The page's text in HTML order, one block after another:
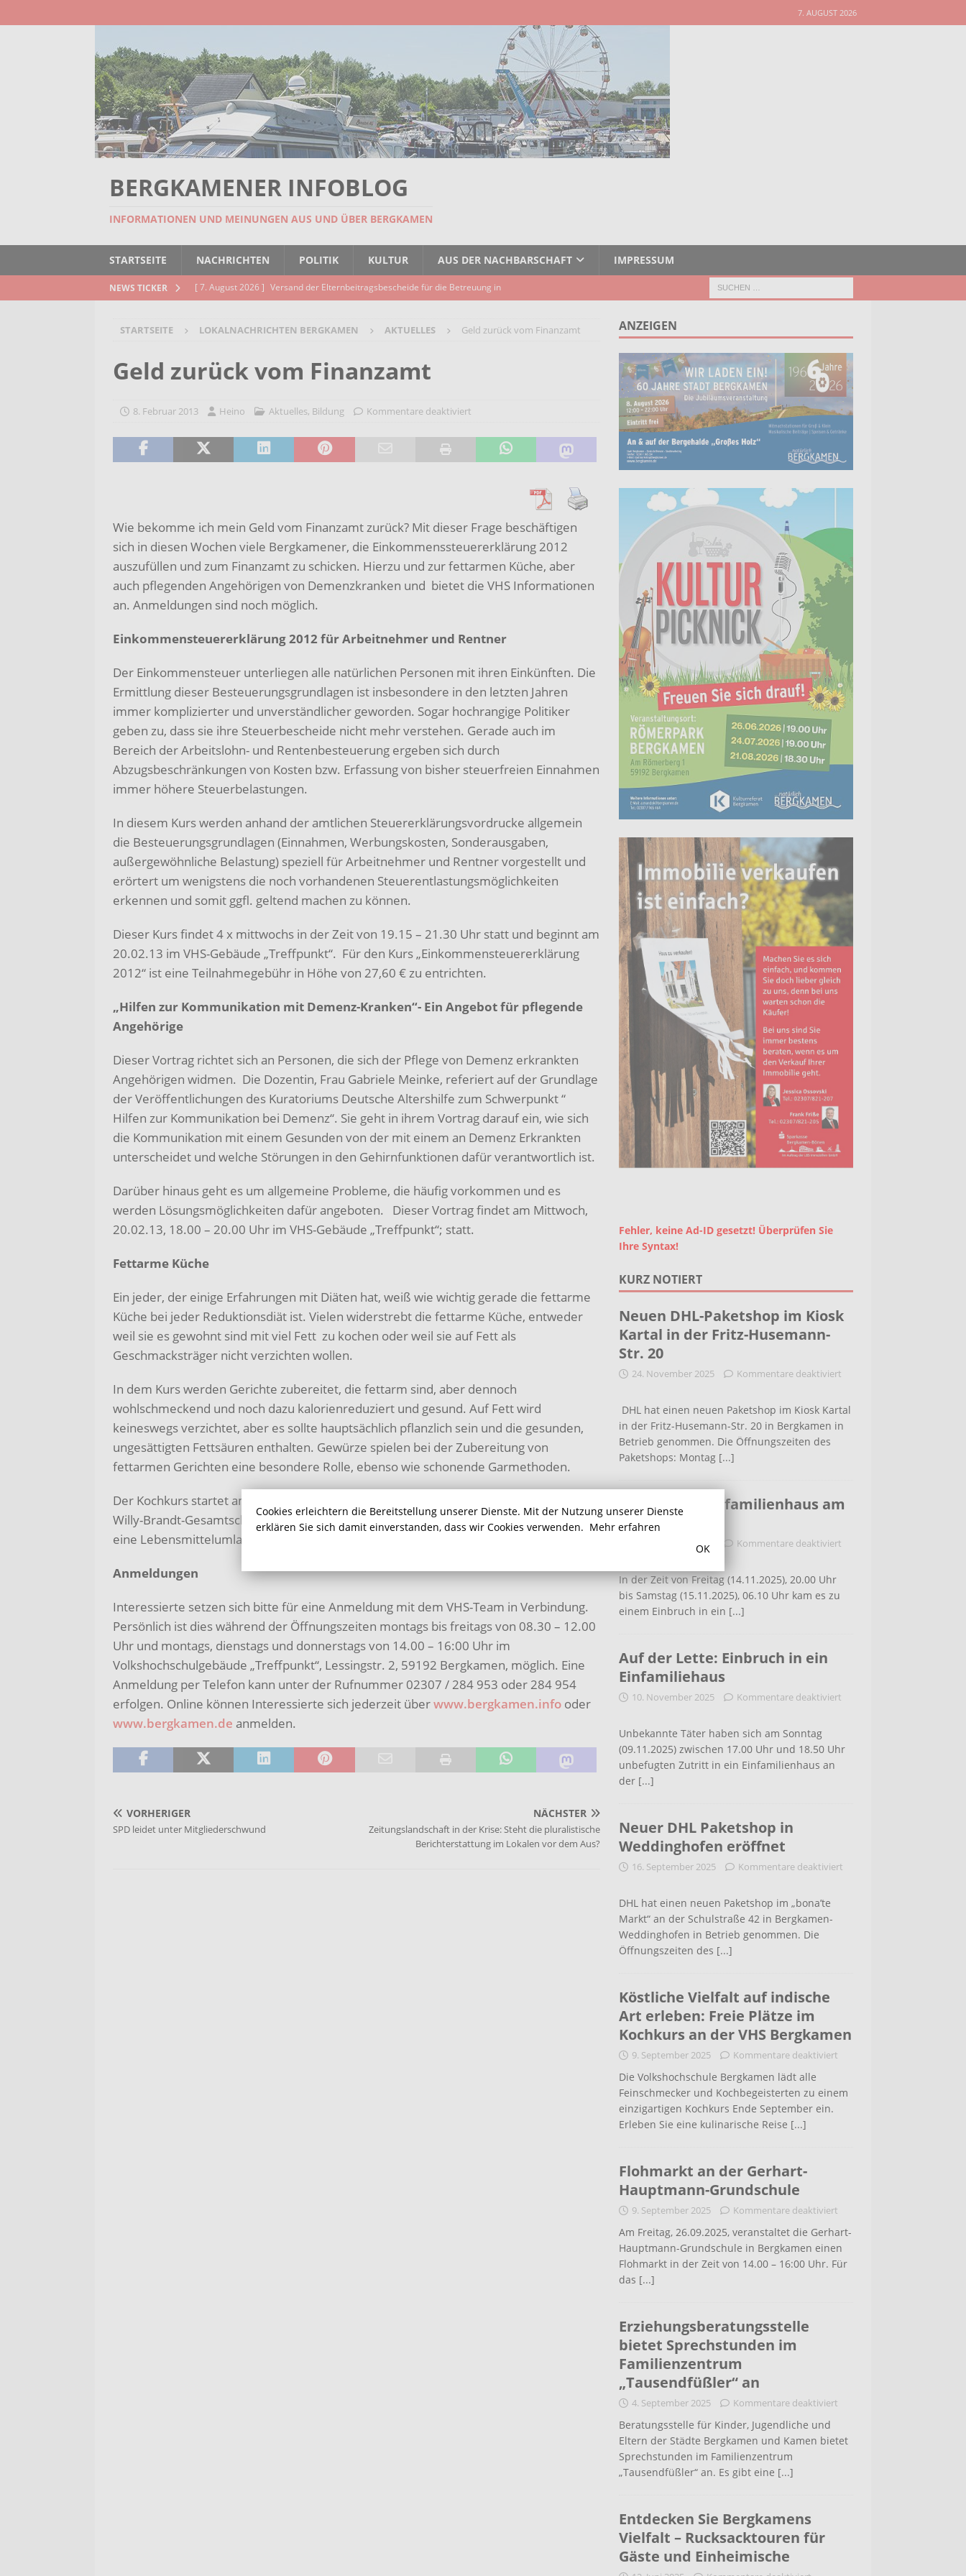
7. AUGUST 2026
BERGKAMENER INFOBLOG
INFORMATIONEN UND MEINUNGEN AUS UND ÜBER BERGKAMEN
STARTSEITE NACHRICHTEN POLITIK KULTUR AUS DER NACHBARSCHAFT IMPRESSUM
NEWS TICKER [ 7. August 2026 ] Versand der Elternbeitragsbescheide für die Betreuung in
[ 7. August 2026 ] Selbsthilfegruppe lädt zum gemeinsamen Singen ein!
AKTUELLES
[ 7. August 2026 ]
Jubiläumsveranstaltung „60 Jahre Stadt Bergkamen“ am 8. August auf der
[ 6. August 2026 ] Pflege- und Wohnberatung im Gemeindebüro an der Christuskirche in Rünthe
[ 7. August 2026 ]
Sommerakademie – Kunst vor Ort 2026: Letzte Plätze bei Stein- oder
STARTSEITE LOKALNACHRICHTEN BERGKAMEN AKTUELLES Geld zurück vom Finanzamt
Geld zurück vom Finanzamt
8. Februar 2013 Heino Aktuelles, Bildung Kommentare deaktiviert
Wie bekomme ich mein Geld vom Finanzamt zurück? Mit dieser Frage beschäftigen
sich in diesen Wochen viele Bergkamener, die Einkommenssteuererklärung 2012
auszufüllen und zum Finanzamt zu schicken. Hierzu und zur fettarmen Küche, aber
auch pflegenden Angehörigen von Demenzkranken und bietet die VHS Informationen
an. Anmeldungen sind noch möglich.
Einkommensteuererklärung 2012 für Arbeitnehmer und Rentner
Der Einkommensteuer unterliegen alle natürlichen Personen mit ihren Einkünften. Die
Ermittlung dieser Besteuerungsgrundlagen ist insbesondere in den letzten Jahren
immer komplizierter und unverständlicher geworden. Sogar hochrangige Politiker
geben zu, dass sie ihre Steuerbescheide nicht mehr verstehen. Gerade auch im
Bereich der Arbeitslohn- und Rentenbesteuerung ergeben sich durch
Abzugsbeschränkungen von Kosten bzw. Erfassung von bisher steuerfreien Einnahmen
immer höhere Steuerbelastungen.
In diesem Kurs werden anhand der amtlichen Steuererklärungsvordrucke allgemein
die Besteuerungsgrundlagen (Einnahmen, Werbungskosten, Sonderausgaben,
außergewöhnliche Belastung) speziell für Arbeitnehmer und Rentner vorgestellt und
erörtert um wenigstens die noch vorhandenen Steuerentlastungsmöglichkeiten
erkennen und somit ggfl. geltend machen zu können.
Dieser Kurs findet 4 x mittwochs in der Zeit von 19.15 – 21.30 Uhr statt und beginnt am
20.02.13 im VHS-Gebäude „Treffpunkt“. Für den Kurs „Einkommensteuererklärung
2012“ ist eine Teilnahmegebühr in Höhe von 27,60 € zu entrichten.
„Hilfen zur Kommunikation mit Demenz-Kranken“- Ein Angebot für pflegende
Angehörige
Dieser Vortrag richtet sich an Personen, die sich der Pflege von Demenz erkrankten
Angehörigen widmen. Die Dozentin, Frau Gabriele Meinke, referiert auf der Grundlage
der Veröffentlichungen des Kuratoriums Deutsche Altershilfe zum Schwerpunkt “
Hilfen zur Kommunikation bei Demenz“. Sie geht in ihrem Vortrag darauf ein, wie sich
die Kommunikation mit einem Gesunden von der mit einem an Demenz Erkrankten
unterscheidet und welche Störungen in den Gehirnfunktionen dafür verantwortlich ist.
Darüber hinaus geht es um allgemeine Probleme, die häufig vorkommen und es
werden Lösungsmöglichkeiten dafür angeboten. Dieser Vortrag findet am Mittwoch,
20.02.13, 18.00 – 20.00 Uhr im VHS-Gebäude „Treffpunkt“; statt.
Fettarme Küche
Ein jeder, der einige Erfahrungen mit Diäten hat, weiß wie wichtig gerade die fettarme
Küche bei jeder Reduktionsdiät ist. Vielen widerstrebt die fettarme Küche, entweder
weil sie es gewohnt sind mit viel Fett zu kochen oder weil sie auf Fett als
Geschmacksträger nicht verzichten wollen.
In dem Kurs werden Gerichte zubereitet, die fettarm sind, aber dennoch
wohlschmeckend und noch dazu kalorienreduziert und gesund. Auf Fett wird
keineswegs verzichtet, aber es sollte hauptsächlich pflanzlich sein und die gesunden,
ungesättigten Fettsäuren enthalten. Gewürze spielen bei der Zubereitung von
fettarmen Gerichten eine besondere Rolle, ebenso wie schonende Garmethoden.
Der Kochkurs startet am Donnerstag, 21.02.13, 18.00 – 21.45 Uhr in der Lehrküche der
Willy-Brandt-Gesamtschule. Die Kurskosten belaufen sich auf 15,00 Euro dazu kommt
eine Lebensmittelumlage in Höhe von 8,00 – 10,00 Euro.
Anmeldungen
Interessierte setzen sich bitte für eine Anmeldung mit dem VHS-Team in Verbindung.
Persönlich ist dies während der Öffnungszeiten montags bis freitags von 08.30 – 12.00
Uhr und montags, dienstags und donnerstags von 14.00 – 16:00 Uhr im
Volkshochschulgebäude „Treffpunkt“, Lessingstr. 2, 59192 Bergkamen, möglich. Eine
Anmeldung per Telefon kann unter der Rufnummer 02307 / 284 953 oder 284 954
erfolgen. Online können Interessierte sich jederzeit überwww.bergkamen.info oder
www.bergkamen.de anmelden.
VORHERIGER
SPD leidet unter Mitgliederschwund
NÄCHSTER
Zeitungslandschaft in der Krise: Steht die pluralistische
Berichterstattung im Lokalen vor dem Aus?
ANZEIGEN
Fehler, keine Ad-ID gesetzt! Überprüfen Sie
Ihre Syntax!
KURZ NOTIERT
Neuen DHL-Paketshop im Kiosk
Kartal in der Fritz-Husemann-
Str. 20
24. November 2025 Kommentare deaktiviert
DHL hat einen neuen Paketshop im Kiosk Kartal
in der Fritz-Husemann-Str. 20 in Bergkamen in
Betrieb genommen. Die Öffnungszeiten des
Paketshops: Montag [...]
Einbruch in Einfamilienhaus am
Haldenweg
16. November 2025 Kommentare deaktiviert
In der Zeit von Freitag (14.11.2025), 20.00 Uhr
bis Samstag (15.11.2025), 06.10 Uhr kam es zu
einem Einbruch in ein [...]
Auf der Lette: Einbruch in ein
Einfamiliehaus
10. November 2025 Kommentare deaktiviert
Unbekannte Täter haben sich am Sonntag
(09.11.2025) zwischen 17.00 Uhr und 18.50 Uhr
unbefugten Zutritt in ein Einfamilienhaus an
der [...]
Neuer DHL Paketshop in
Weddinghofen eröffnet
16. September 2025 Kommentare deaktiviert
DHL hat einen neuen Paketshop im „bona’te
Markt“ an der Schulstraße 42 in Bergkamen-
Weddinghofen in Betrieb genommen. Die
Öffnungszeiten des [...]
Köstliche Vielfalt auf indische
Art erleben: Freie Plätze im
Kochkurs an der VHS Bergkamen
9. September 2025 Kommentare deaktiviert
Die Volkshochschule Bergkamen lädt alle
Feinschmecker und Kochbegeisterten zu einem
einzigartigen Kochkurs Ende September ein.
Erleben Sie eine kulinarische Reise [...]
Flohmarkt an der Gerhart-
Hauptmann-Grundschule
9. September 2025 Kommentare deaktiviert
Am Freitag, 26.09.2025, veranstaltet die Gerhart-
Hauptmann-Grundschule in Bergkamen einen
Flohmarkt in der Zeit von 14.00 – 16:00 Uhr. Für
das [...]
Erziehungsberatungsstelle
bietet Sprechstunden im
Familienzentrum
„Tausendfüßler“ an
4. September 2025 Kommentare deaktiviert
Beratungsstelle für Kinder, Jugendliche und
Eltern der Städte Bergkamen und Kamen bietet
Sprechstunden im Familienzentrum
„Tausendfüßler“ an. Es gibt eine [...]
Entdecken Sie Bergkamens
Vielfalt – Rucksacktouren für
Gäste und Einheimische
Cookies erleichtern die Bereitstellung unserer Dienste. Mit der Nutzung unserer Dienste
erklären Sie sich damit einverstanden, dass wir Cookies verwenden. Mehr erfahren
OK